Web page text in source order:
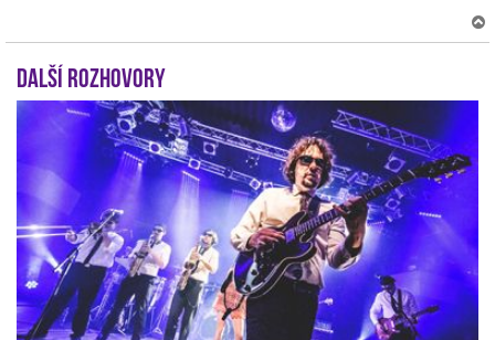
Další rozhovory